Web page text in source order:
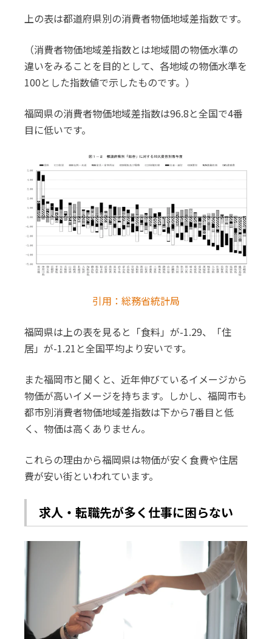
上の表は都道府県別の消費者物価地域差指数です。
（消費者物価地域差指数とは地域間の物価水準の
違いをみることを目的として、各地域の物価水準を
100とした指数値で示したものです。）
福岡県の消費者物価地域差指数は96.8と全国で4番
目に低いです。
引用：総務省統計局
福岡県は上の表を見ると「食料」が-1.29、「住
居」が-1.21と全国平均より安いです。
また福岡市と聞くと、近年伸びているイメージから
物価が高いイメージを持ちます。しかし、福岡市も
都市別消費者物価地域差指数は下から7番目と低
く、物価は高くありません。
これらの理由から福岡県は物価が安く食費や住居
費が安い街といわれています。
求人・転職先が多く仕事に困らない